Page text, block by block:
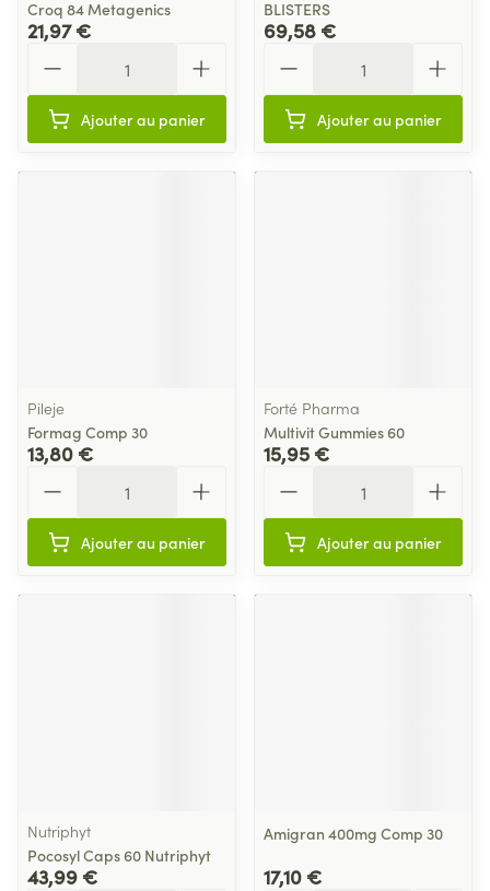
Croq 84 Metagenics
21,97 €
Ajouter au panier
BLISTERS
69,58 €
Ajouter au panier
Pileje
Formag Comp 30
13,80 €
Ajouter au panier
Forté Pharma
Multivit Gummies 60
15,95 €
Ajouter au panier
Nutriphyt
Pocosyl Caps 60 Nutriphyt
43,99 €
Amigran 400mg Comp 30
17,10 €